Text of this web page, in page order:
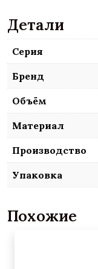
Детали
Серия
Бренд
Объём
Материал
Производство
Упаковка
Похожие